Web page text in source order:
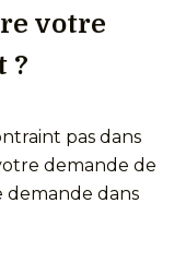
votre
?
pas dans
demande de
demande dans